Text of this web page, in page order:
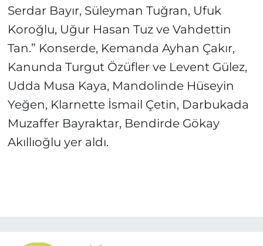
Serdar Bayır, Süleyman Tuğran, Ufuk
Koroğlu, Uğur Hasan Tuz ve Vahdettin
Tan.” Konserde, Kemanda Ayhan Çakır,
Kanunda Turgut Özüfler ve Levent Gülez,
Udda Musa Kaya, Mandolinde Hüseyin
Yeğen, Klarnette İsmail Çetin, Darbukada
Muzaffer Bayraktar, Bendirde Gökay
Akıllıoğlu yer aldı.